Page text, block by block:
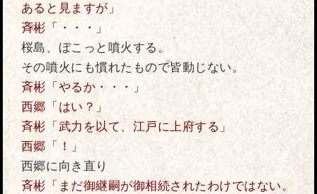
あると見ますが」
斉彬「・・・」
桜島、ぼこっと噴火する。
その噴火にも慣れたもので皆動じない。
斉彬「やるか・・・」
西郷「はい？」
斉彬「武力を以て、江戸に上府する」
西郷「！」
西郷に向き直り
斉彬「まだ御継嗣が御相続されたわけではない。